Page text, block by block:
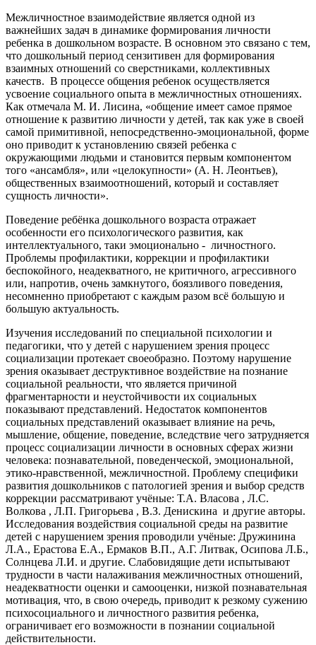
Межличностное взаимодействие является одной из
важнейших задач в динамике формирования личности
ребенка в дошкольном возрасте. В основном это связано с тем,
что дошкольный период сензитивен для формирования
взаимных отношений со сверстниками, коллективных
качеств. В процессе общения ребенок осуществляется
усвоение социального опыта в межличностных отношениях.
Как отмечала М. И. Лисина, «общение имеет самое прямое
отношение к развитию личности у детей, так как уже в своей
самой примитивной, непосредственно-эмоциональной, форме
оно приводит к установлению связей ребенка с
окружающими людьми и становится первым компонентом
того «ансамбля», или «целокупности» (А. Н. Леонтьев),
общественных взаимоотношений, который и составляет
сущность личности».
Поведение ребёнка дошкольного возраста отражает
особенности его психологического развития, как
интеллектуального, таки эмоционально - личностного.
Проблемы профилактики, коррекции и профилактики
беспокойного, неадекватного, не критичного, агрессивного
или, напротив, очень замкнутого, боязливого поведения,
несомненно приобретают с каждым разом всё большую и
большую актуальность.
Изучения исследований по специальной психологии и
педагогики, что у детей с нарушением зрения процесс
социализации протекает своеобразно. Поэтому нарушение
зрения оказывает деструктивное воздействие на познание
социальной реальности, что является причиной
фрагментарности и неустойчивости их социальных
показывают представлений. Недостаток компонентов
социальных представлений оказывает влияние на речь,
мышление, общение, поведение, вследствие чего затрудняется
процесс социализации личности в основных сферах жизни
человека: познавательной, поведенческой, эмоциональной,
этико-нравственной, межличностной. Проблему специфики
развития дошкольников с патологией зрения и выбор средств
коррекции рассматривают учёные: Т.А. Власова , Л.С.
Волкова , Л.П. Григорьева , В.З. Денискина и другие авторы.
Исследования воздействия социальной среды на развитие
детей с нарушением зрения проводили учёные: Дружинина
Л.А., Ерастова Е.А., Ермаков В.П., А.Г. Литвак, Осипова Л.Б.,
Солнцева Л.И. и другие. Слабовидящие дети испытывают
трудности в части налаживания межличностных отношений,
неадекватности оценки и самооценки, низкой познавательная
мотивация, что, в свою очередь, приводит к резкому сужению
психосоциального и личностного развития ребенка,
ограничивает его возможности в познании социальной
действительности.